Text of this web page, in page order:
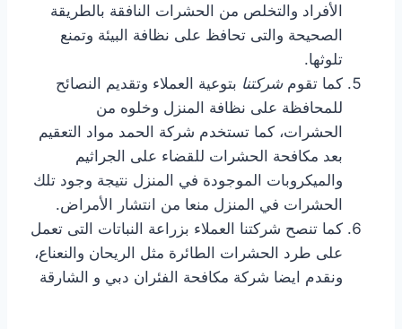
الأفراد والتخلص من الحشرات النافقة بالطريقة
الصحيحة والتى تحافظ على نظافة البيئة وتمنع
تلوثها.
كما تقومشركتنا بتوعية العملاء وتقديم النصائح
للمحافظة على نظافة المنزل وخلوه من
الحشرات، كما تستخدم شركة الحمد مواد التعقيم
بعد مكافحة الحشرات للقضاء على الجراثيم
والميكروبات الموجودة في المنزل نتيجة وجود تلك
الحشرات في المنزل منعا من انتشار الأمراض.
كما تنصح شركتنا العملاء بزراعة النباتات التى تعمل
على طرد الحشرات الطائرة مثل الريحان والنعناع،
ونقدم ايضا شركة مكافحة الفئران دبي و الشارقة